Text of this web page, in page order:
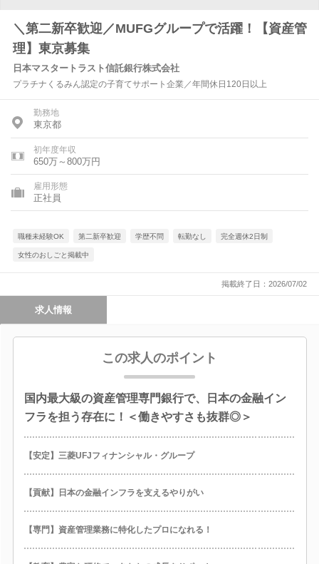
＼第二新卒歓迎／MUFGグループで活躍！【資産管
理】東京募集
日本マスタートラスト信託銀行株式会社
プラチナくるみん認定の子育てサポート企業／年間休日120日以上
勤務地
東京都
初年度年収
650万～800万円
雇用形態
正社員
職種未経験OK 第二新卒歓迎 学歴不問 転勤なし 完全週休2日制
女性のおしごと掲載中
掲載終了日：2026/07/02
求人情報
この求人のポイント
国内最大級の資産管理専門銀行で、日本の金融イン
フラを担う存在に！＜働きやすさも抜群◎＞
【安定】三菱UFJフィナンシャル・グループ
【貢献】日本の金融インフラを支えるやりがい
【専門】資産管理業務に特化したプロになれる！